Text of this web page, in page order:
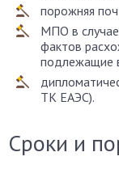
порожняя
МПО в случае
фактов
подлежащие
ТК ЕАЭС).
Сроки и